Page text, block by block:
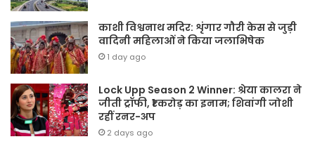
काशी विश्वनाथ मदिर: शृंगार गौरी केस से जुड़ी
वादिनी महिलाओं ने किया जलाभिषेक
1 day ago
Lock Upp Season 2 Winner: श्रेया कालरा ने
जीती ट्रॉफी, ₹1 करोड़ का इनाम; शिवांगी जोशी
रहीं रनर-अप
2 days ago